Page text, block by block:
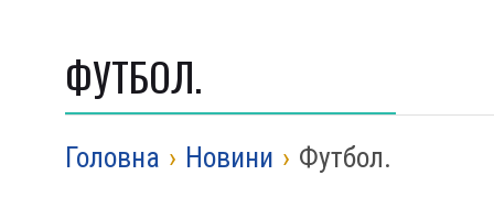
ФУТБОЛ.
Головна › Новини › Футбол.